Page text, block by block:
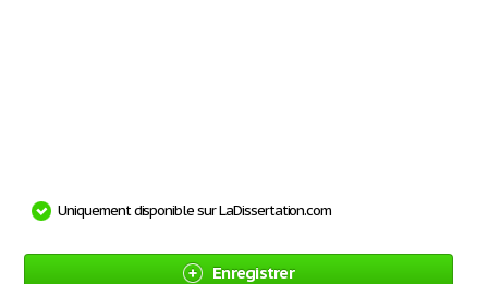
Uniquement disponible sur LaDissertation.com
Enregistrer